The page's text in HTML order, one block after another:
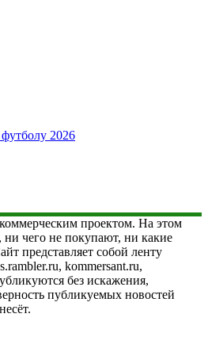
2026
проектом. На этом
ни чего не покупают, ни какие
представляет собой ленту
kommersant.ru,
без искажения,
публикуемых новостей